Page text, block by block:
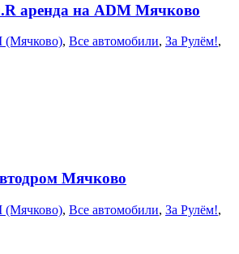
аренда на ADM Мячково
, Все автомобили, За Рулём!,
Мячково
, Все автомобили, За Рулём!,